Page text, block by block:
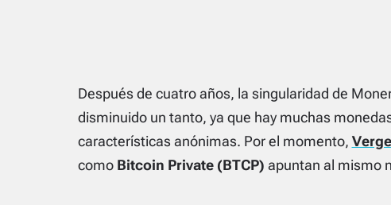
Después de cuatro años, la singularidad de
disminuido un tanto, ya que hay muchas
características anónimas. Por el momento,
como Bitcoin Private (BTCP) apuntan al mismo